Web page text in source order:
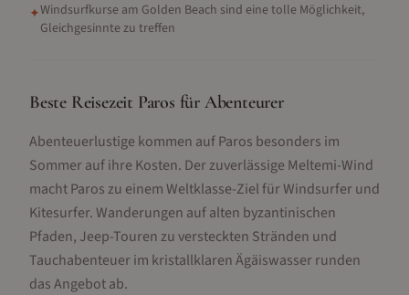
✦Windsurfkurse am Golden Beach sind eine tolle Möglichkeit,
Gleichgesinnte zu treffen
Beste Reisezeit Paros für Abenteurer
Abenteuerlustige kommen auf Paros besonders im
Sommer auf ihre Kosten. Der zuverlässige Meltemi-Wind
macht Paros zu einem Weltklasse-Ziel für Windsurfer und
Kitesurfer. Wanderungen auf alten byzantinischen
Pfaden, Jeep-Touren zu versteckten Stränden und
Tauchabenteuer im kristallklaren Ägäiswasser runden
das Angebot ab.